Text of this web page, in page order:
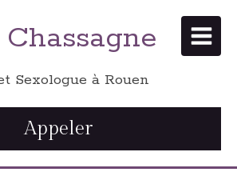
Sexologue à Rouen
Appeler